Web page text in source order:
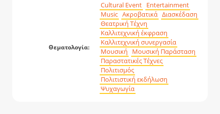
Θεματολογία:
Cultural Event Entertainment
Music Ακροβατικά Διασκέδαση
Θεατρική Τέχνη
Καλλιτεχνική έκφραση
Καλλιτεχνική συνεργασία
Μουσική
Μουσική Παράσταση
Παραστατικές Τέχνες
Πολιτισμός
Πολιτιστική εκδήλωση
Ψυχαγωγία